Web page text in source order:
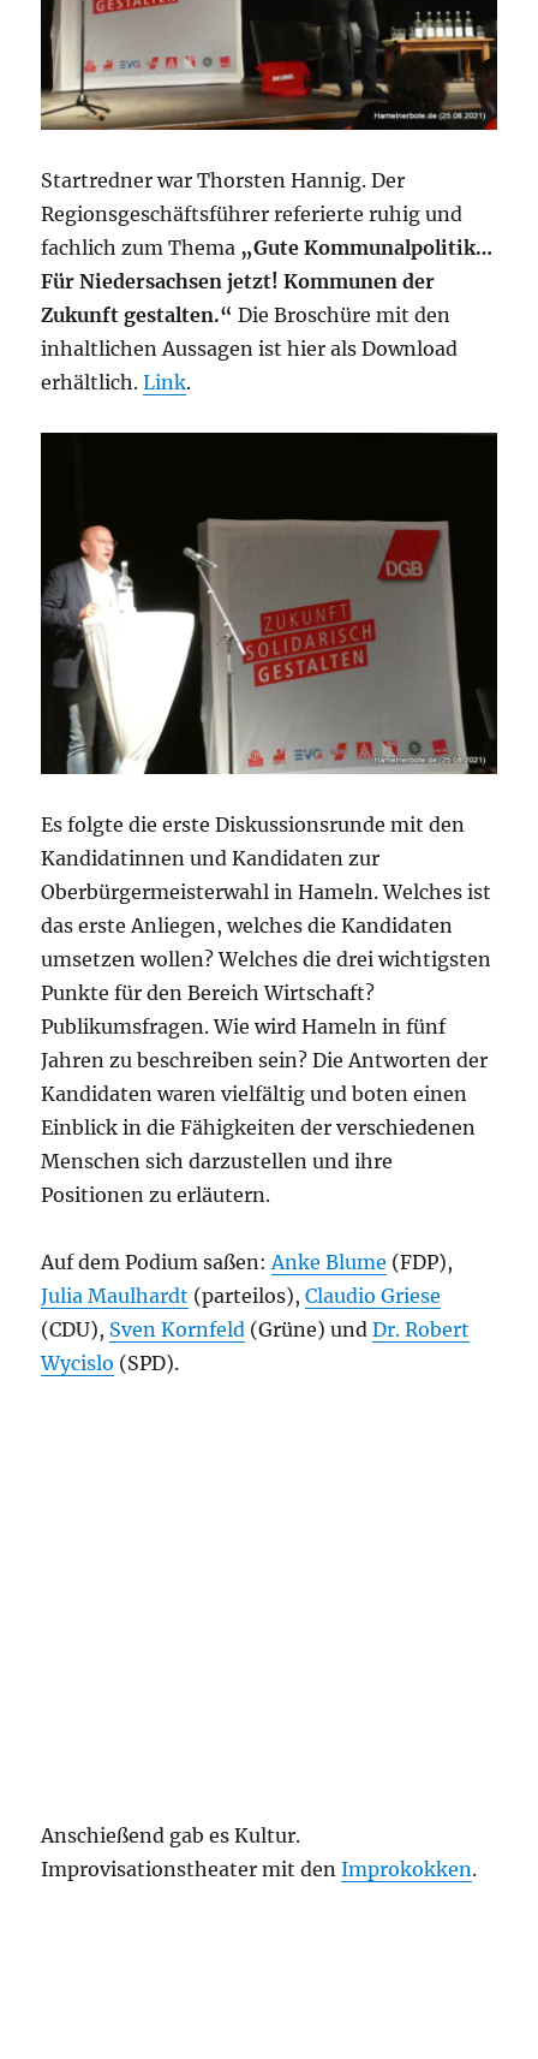
Startredner war Thorsten Hannig. Der
Regionsgeschäftsführer referierte ruhig und
fachlich zum Thema „Gute Kommunalpolitik…
Für Niedersachsen jetzt! Kommunen der
Zukunft gestalten.“ Die Broschüre mit den
inhaltlichen Aussagen ist hier als Download
erhältlich.Link.
Es folgte die erste Diskussionsrunde mit den
Kandidatinnen und Kandidaten zur
Oberbürgermeisterwahl in Hameln. Welches ist
das erste Anliegen, welches die Kandidaten
umsetzen wollen? Welches die drei wichtigsten
Punkte für den Bereich Wirtschaft?
Publikumsfragen. Wie wird Hameln in fünf
Jahren zu beschreiben sein? Die Antworten der
Kandidaten waren vielfältig und boten einen
Einblick in die Fähigkeiten der verschiedenen
Menschen sich darzustellen und ihre
Positionen zu erläutern.
Auf dem Podium saßen:Anke Blume (FDP),
Julia Maulhardt (parteilos),Claudio Griese
(CDU), Sven Kornfeld (Grüne) undDr. Robert
Wycislo (SPD).
Anschießend gab es Kultur.
Improvisationstheater mit denImprokokken.